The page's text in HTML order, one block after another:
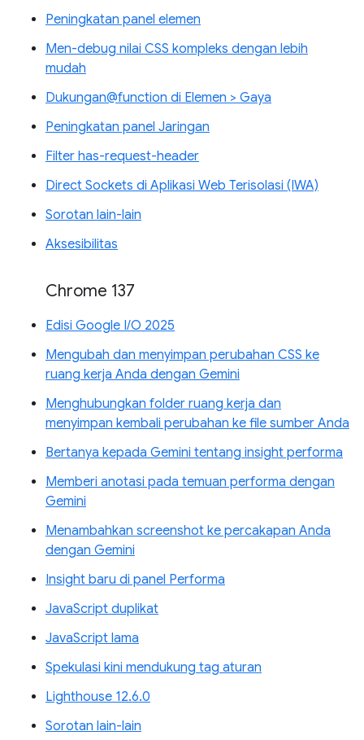
Peningkatan panel elemen
Men-debug nilai CSS kompleks dengan lebih
mudah
Dukungan@function di Elemen > Gaya
Peningkatan panel Jaringan
Filter has-request-header
Direct Sockets di Aplikasi Web Terisolasi (IWA)
Sorotan lain-lain
Aksesibilitas
Chrome 137
Edisi Google I/O 2025
Mengubah dan menyimpan perubahan CSS ke
ruang kerja Anda dengan Gemini
Menghubungkan folder ruang kerja dan
menyimpan kembali perubahan ke file sumber Anda
Bertanya kepada Gemini tentang insight performa
Memberi anotasi pada temuan performa dengan
Gemini
Menambahkan screenshot ke percakapan Anda
dengan Gemini
Insight baru di panel Performa
JavaScript duplikat
JavaScript lama
Spekulasi kini mendukung tag aturan
Lighthouse 12.6.0
Sorotan lain-lain